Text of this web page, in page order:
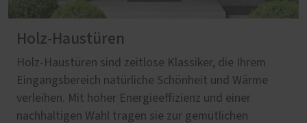
Holz-Haustüren
Holz-Haustüren sind zeitlose Klassiker, die Ihrem
Eingangsbereich natürliche Schönheit und Wärme
verleihen. Mit hoher Energieeffizienz und einer
nachhaltigen Wahl tragen sie zur gemütlichen